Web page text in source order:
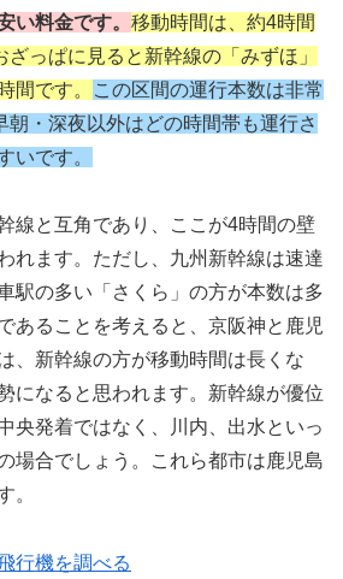
い料金です。 移動時間は、約4時間
ざっぱに見ると新幹線の「みずほ」
間です。
この区間の運行本数は非常
朝・深夜以外はどの時間帯も運行さ
いです。
線と互角であり、ここが4時間の壁
れます。ただし、九州新幹線は速達
駅の多い「さくら」の方が本数は多
あることを考えると、京阪神と鹿児
、新幹線の方が移動時間は長くな
になると思われます。新幹線が優位
央発着ではなく、川内、出水といっ
場合でしょう。これら都市は鹿児島
。
行機を調べる